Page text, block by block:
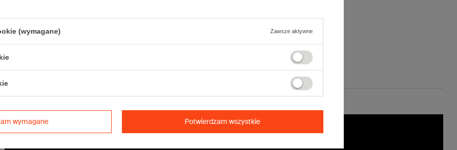
• Orlen Paczka S
(wymagane) Zawsze aktywne
wymagane Potwierdzam wszystkie